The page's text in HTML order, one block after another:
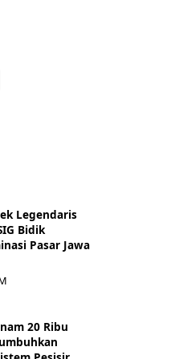
Legendaris
Bidik
Pasar Jawa
20 Ribu